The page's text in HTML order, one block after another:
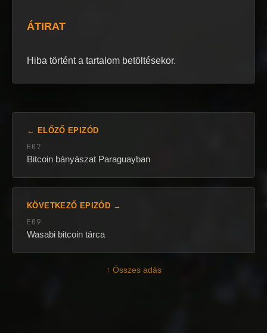
ÁTIRAT
Hiba történt a tartalom betöltésekor.
← ELŐZŐ EPIZÓD
E07
Bitcoin bányászat Paraguayban
KÖVETKEZŐ EPIZÓD →
E09
Wasabi bitcoin tárca
↑ Összes adás